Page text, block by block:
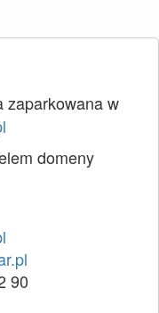
zaparkowana w
domeny
90